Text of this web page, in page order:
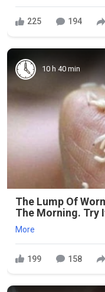
225 194
10 h 40 min
The Lump Of
The Morning. Try
More
199 158